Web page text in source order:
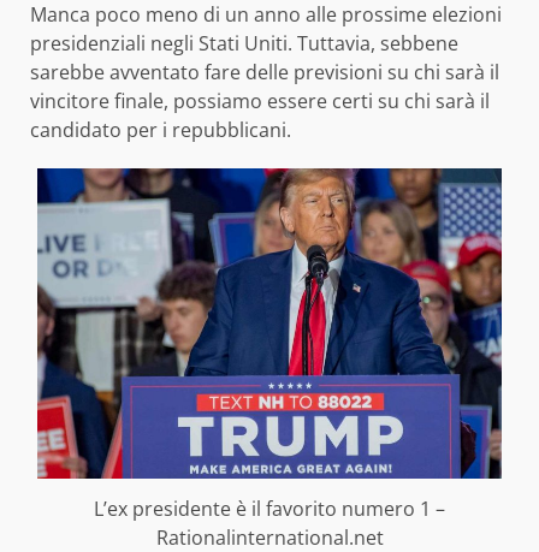
Manca poco meno di un anno alle prossime elezioni
presidenziali negli Stati Uniti. Tuttavia, sebbene
sarebbe avventato fare delle previsioni su chi sarà il
vincitore finale, possiamo essere certi su chi sarà il
candidato per i repubblicani.
L’ex presidente è il favorito numero 1 –
Rationalinternational.net